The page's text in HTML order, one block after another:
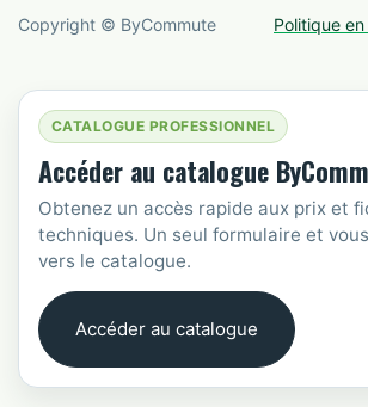
Copyright © ByCommute Politique
CATALOGUE PROFESSIONNEL
Accéder au catalogue
Obtenez un accès rapide aux prix et
techniques. Un seul formulaire et
vers le catalogue.
Accéder au catalogue